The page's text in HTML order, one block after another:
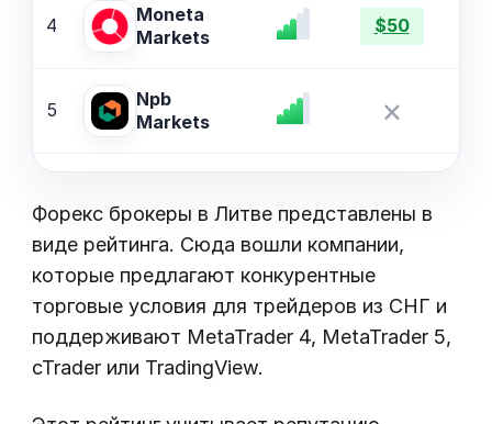
4
Moneta
Markets
$50
5
Npb
Markets
×
Форекс брокеры в Литве представлены в
виде рейтинга. Сюда вошли компании,
которые предлагают конкурентные
торговые условия для трейдеров из СНГ и
поддерживают MetaTrader 4, MetaTrader 5,
cTrader или TradingView.